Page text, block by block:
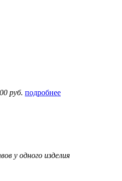
руб. подробнее
у одного изделия